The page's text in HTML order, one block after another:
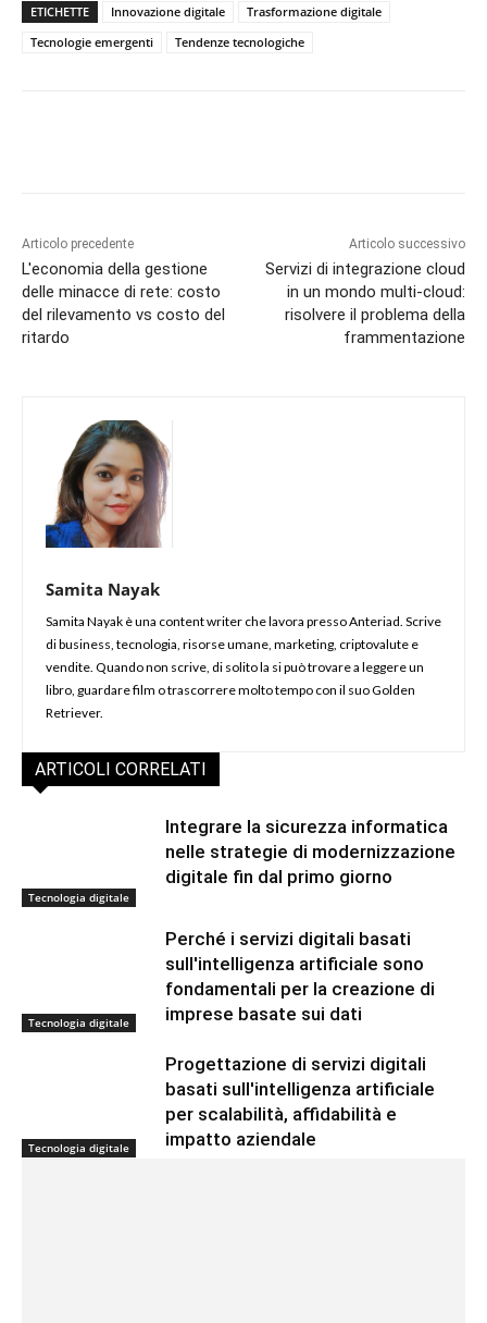
ETICHETTE Innovazione digitale
Trasformazione digitale
Tecnologie emergenti
Tendenze tecnologiche
Articolo precedente
L'economia della gestione
delle minacce di rete: costo
del rilevamento vs costo del
ritardo
Articolo successivo
Servizi di integrazione cloud
in un mondo multi-cloud:
risolvere il problema della
frammentazione
Samita Nayak
Samita Nayak è una content writer che lavora presso Anteriad. Scrive
di business, tecnologia, risorse umane, marketing, criptovalute e
vendite. Quando non scrive, di solito la si può trovare a leggere un
libro, guardare film o trascorrere molto tempo con il suo Golden
Retriever.
ARTICOLI CORRELATI
Tecnologia digitale
Integrare la sicurezza informatica
nelle strategie di modernizzazione
digitale fin dal primo giorno
Tecnologia digitale
Perché i servizi digitali basati
sull'intelligenza artificiale sono
fondamentali per la creazione di
imprese basate sui dati
Tecnologia digitale
Progettazione di servizi digitali
basati sull'intelligenza artificiale
per scalabilità, affidabilità e
impatto aziendale